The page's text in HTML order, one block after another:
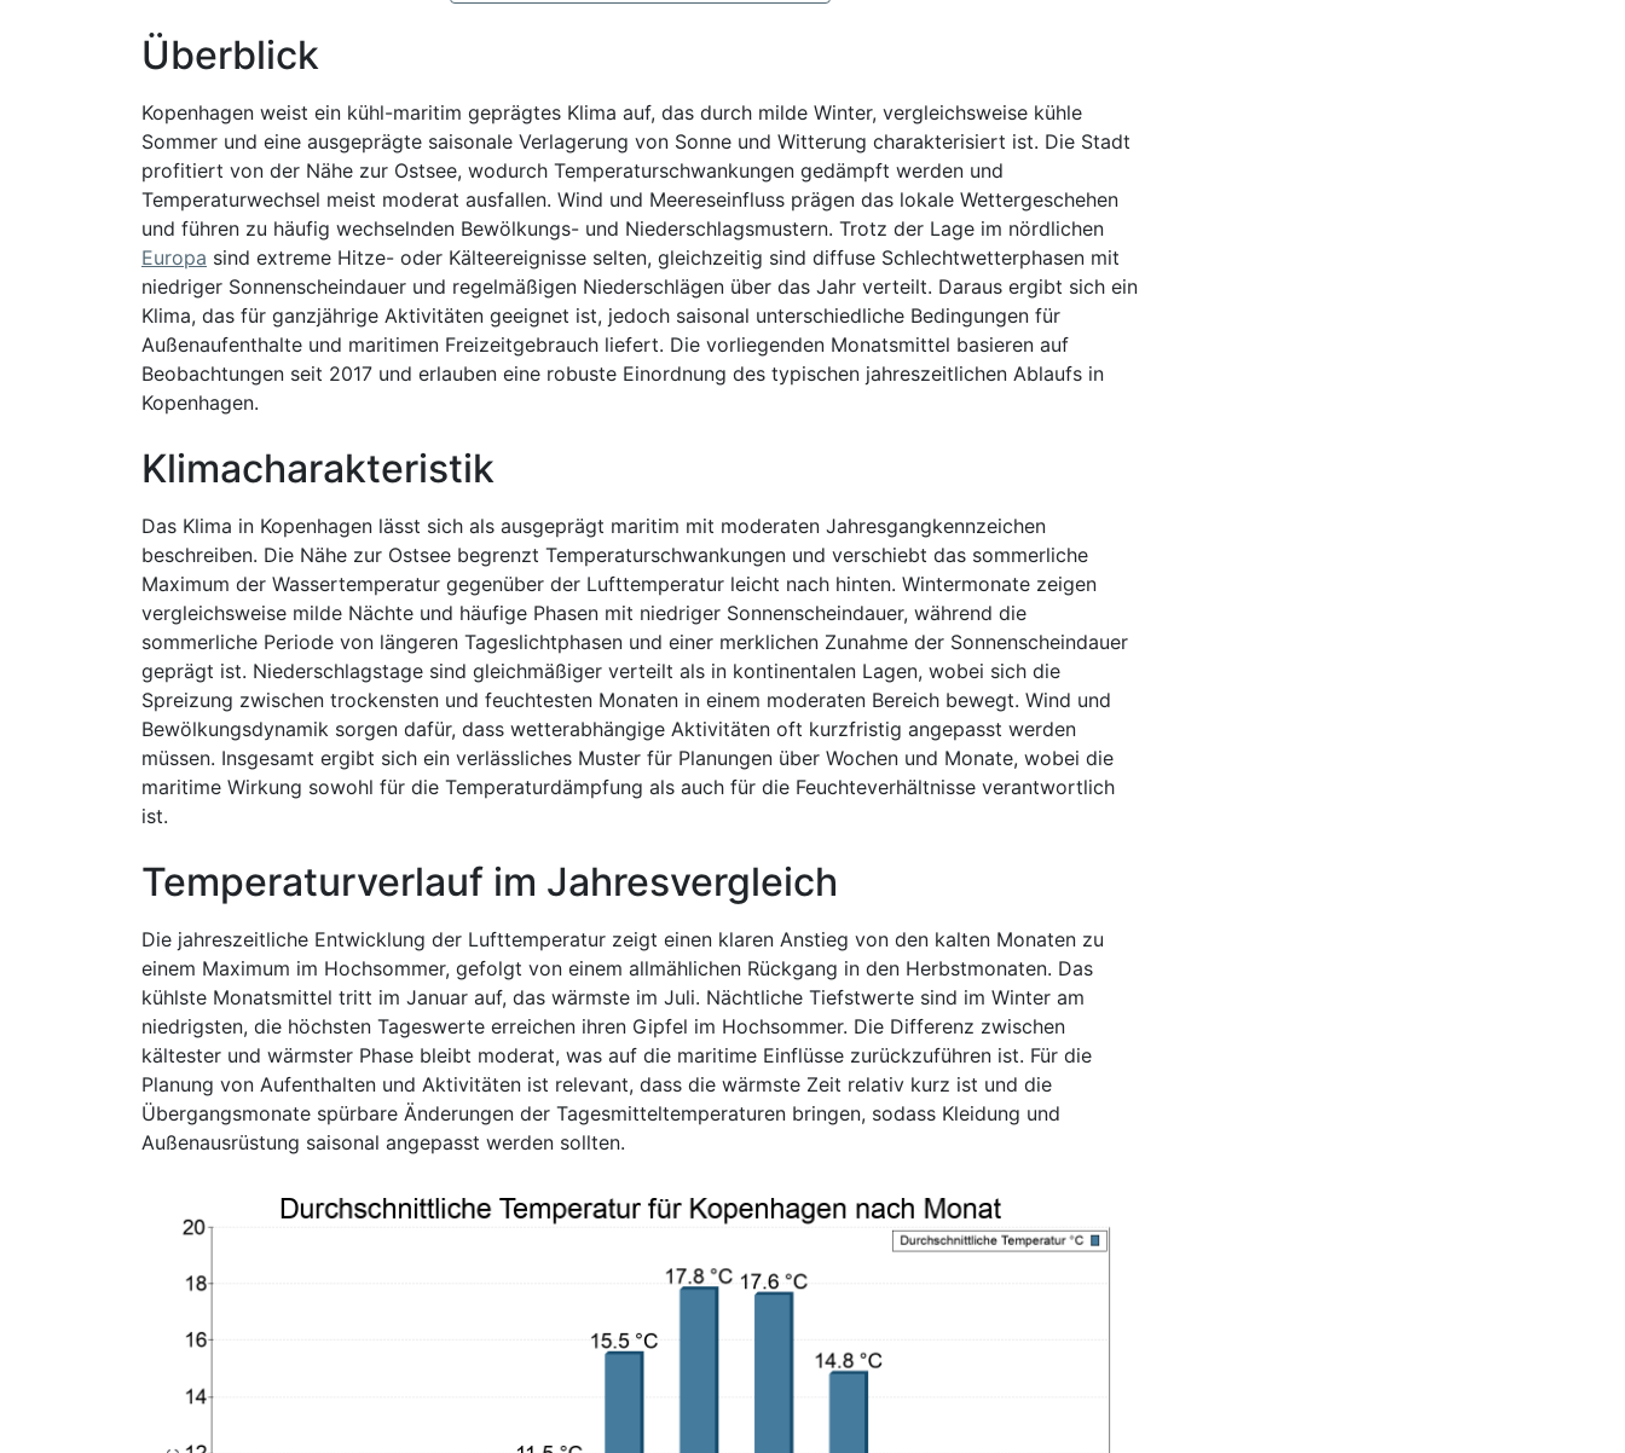
Überblick
Kopenhagen weist ein kühl-maritim geprägtes Klima auf, das durch milde Winter, vergleichsweise kühle
Sommer und eine ausgeprägte saisonale Verlagerung von Sonne und Witterung charakterisiert ist. Die Stadt
profitiert von der Nähe zur Ostsee, wodurch Temperaturschwankungen gedämpft werden und
Temperaturwechsel meist moderat ausfallen. Wind und Meereseinfluss prägen das lokale Wettergeschehen
und führen zu häufig wechselnden Bewölkungs- und Niederschlagsmustern. Trotz der Lage im nördlichen
Europa sind extreme Hitze- oder Kälteereignisse selten, gleichzeitig sind diffuse Schlechtwetterphasen mit
niedriger Sonnenscheindauer und regelmäßigen Niederschlägen über das Jahr verteilt. Daraus ergibt sich ein
Klima, das für ganzjährige Aktivitäten geeignet ist, jedoch saisonal unterschiedliche Bedingungen für
Außenaufenthalte und maritimen Freizeitgebrauch liefert. Die vorliegenden Monatsmittel basieren auf
Beobachtungen seit 2017 und erlauben eine robuste Einordnung des typischen jahreszeitlichen Ablaufs in
Kopenhagen.
Klimacharakteristik
Das Klima in Kopenhagen lässt sich als ausgeprägt maritim mit moderaten Jahresgangkennzeichen
beschreiben. Die Nähe zur Ostsee begrenzt Temperaturschwankungen und verschiebt das sommerliche
Maximum der Wassertemperatur gegenüber der Lufttemperatur leicht nach hinten. Wintermonate zeigen
vergleichsweise milde Nächte und häufige Phasen mit niedriger Sonnenscheindauer, während die
sommerliche Periode von längeren Tageslichtphasen und einer merklichen Zunahme der Sonnenscheindauer
geprägt ist. Niederschlagstage sind gleichmäßiger verteilt als in kontinentalen Lagen, wobei sich die
Spreizung zwischen trockensten und feuchtesten Monaten in einem moderaten Bereich bewegt. Wind und
Bewölkungsdynamik sorgen dafür, dass wetterabhängige Aktivitäten oft kurzfristig angepasst werden
müssen. Insgesamt ergibt sich ein verlässliches Muster für Planungen über Wochen und Monate, wobei die
maritime Wirkung sowohl für die Temperaturdämpfung als auch für die Feuchteverhältnisse verantwortlich
ist.
Temperaturverlauf im Jahresvergleich
Die jahreszeitliche Entwicklung der Lufttemperatur zeigt einen klaren Anstieg von den kalten Monaten zu
einem Maximum im Hochsommer, gefolgt von einem allmählichen Rückgang in den Herbstmonaten. Das
kühlste Monatsmittel tritt im Januar auf, das wärmste im Juli. Nächtliche Tiefstwerte sind im Winter am
niedrigsten, die höchsten Tageswerte erreichen ihren Gipfel im Hochsommer. Die Differenz zwischen
kältester und wärmster Phase bleibt moderat, was auf die maritime Einflüsse zurückzuführen ist. Für die
Planung von Aufenthalten und Aktivitäten ist relevant, dass die wärmste Zeit relativ kurz ist und die
Übergangsmonate spürbare Änderungen der Tagesmitteltemperaturen bringen, sodass Kleidung und
Außenausrüstung saisonal angepasst werden sollten.